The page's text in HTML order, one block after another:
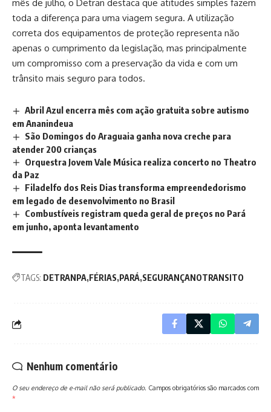
mês de julho, o Detran destaca que atitudes simples fazem
toda a diferença para uma viagem segura. A utilização
correta dos equipamentos de proteção representa não
apenas o cumprimento da legislação, mas principalmente
um compromisso com a preservação da vida e com um
trânsito mais seguro para todos.
Abril Azul encerra mês com ação gratuita sobre autismo
em Ananindeua
São Domingos do Araguaia ganha nova creche para
atender 200 crianças
Orquestra Jovem Vale Música realiza concerto no Theatro
da Paz
Filadelfo dos Reis Dias transforma empreendedorismo
em legado de desenvolvimento no Brasil
Combustíveis registram queda geral de preços no Pará
em junho, aponta levantamento
TAGS: DETRANPA FÉRIAS PARÁ SEGURANÇANOTRANSITO
Nenhum comentário
O seu endereço de e-mail não será publicado. Campos obrigatórios são marcados com
*